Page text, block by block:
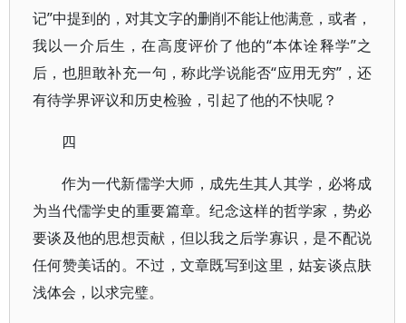
记”中提到的，对其文字的删削不能让他满意，或者，
我以一介后生，在高度评价了他的“本体诠释学”之
后，也胆敢补充一句，称此学说能否“应用无穷”，还
有待学界评议和历史检验，引起了他的不快呢？
四
作为一代新儒学大师，成先生其人其学，必将成
为当代儒学史的重要篇章。纪念这样的哲学家，势必
要谈及他的思想贡献，但以我之后学寡识，是不配说
任何赞美话的。不过，文章既写到这里，姑妄谈点肤
浅体会，以求完璧。